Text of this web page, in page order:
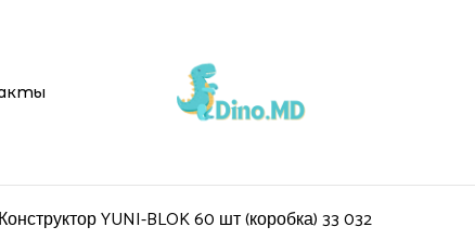
Конструктор YUNI-BLOK 60 шт (коробка) 33 032
Be the first